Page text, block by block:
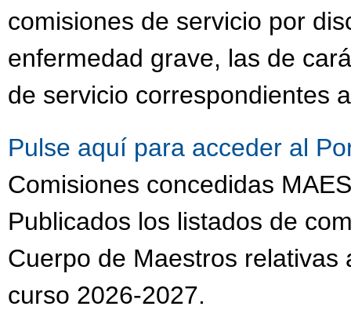
comisiones de servicio por
enfermedad grave, las de
de servicio correspondientes
Pulse aquí para acceder al
Comisiones concedidas
Publicados los listados de
Cuerpo de Maestros
curso 2026-2027.